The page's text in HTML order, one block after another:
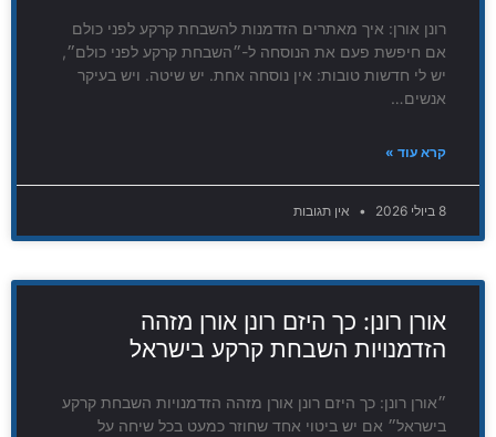
רונן אורן: איך מאתרים הזדמנות להשבחת קרקע לפני כולם
אם חיפשת פעם את הנוסחה ל-״השבחת קרקע לפני כולם״,
יש לי חדשות טובות: אין נוסחה אחת. יש שיטה. ויש בעיקר
אנשים…
קרא עוד »
8 ביולי 2026 אין תגובות
אורן רונן: כך היזם רונן אורן מזהה
הזדמנויות השבחת קרקע בישראל
״אורן רונן: כך היזם רונן אורן מזהה הזדמנויות השבחת קרקע
בישראל״ אם יש ביטוי אחד שחוזר כמעט בכל שיחה על